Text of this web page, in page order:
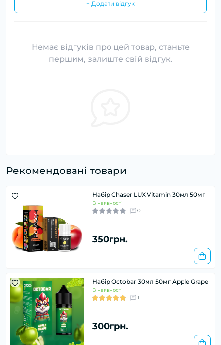
+ Додати відгук
Немає відгуків про цей товар, станьте
першим, залиште свій відгук.
Рекомендовані товари
Набір Chaser LUX Vitamin 30мл 50мг
В наявності
0
350грн.
Набір Octobar 30мл 50мг Apple Grape
В наявності
1
300грн.